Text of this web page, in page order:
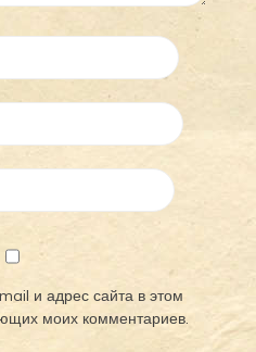
и адрес сайта в этом
моих комментариев.